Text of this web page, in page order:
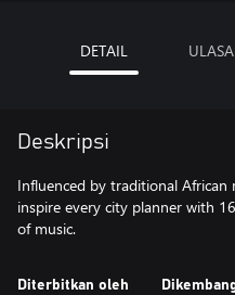
DETAIL
Deskripsi
Influenced by traditional African
inspire every city planner with
of music.
Diterbitkan oleh